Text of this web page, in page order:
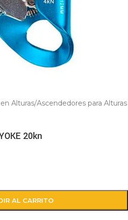
Alturas/Ascendedores para Alturas
20kn
AL CARRITO